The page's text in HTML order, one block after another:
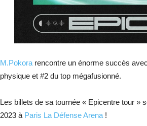
M.Pokora rencontre un énorme succès
physique et #2 du top mégafusionné.
Les billets de sa tournée « Epicentre tour »
2023 à Paris La Défense Arena !